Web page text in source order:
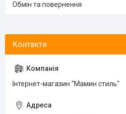
Обмін та повернення
Інтернет-магазин "Мамин стиль"